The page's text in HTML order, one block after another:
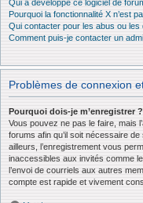
Qui a développé ce logiciel de
Pourquoi la fonctionnalité X n’est
Qui contacter pour les abus ou
Comment puis-je contacter un
Problèmes de connexion
Pourquoi dois-je m’enregistrer ?
Vous pouvez ne pas le faire, mais
forums afin qu’il soit nécessaire
ailleurs, l’enregistrement vous
inaccessibles aux invités comme
l’envoi de courriels aux autres
compte est rapide et vivement